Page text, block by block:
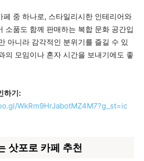
페 중 하나로, 스타일리시한 인테리어와
소품도 함께 판매하는 복합 문화 공간입
아니라 감각적인 분위기를 즐길 수 있
의 모임이나 혼자 시간을 보내기에도 좋
하기:
WkRm9HrJabotMZ4M7?g_st=ic
삿포로 카페 추천